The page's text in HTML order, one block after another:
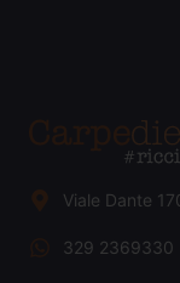
Viale Dante
329 2369330